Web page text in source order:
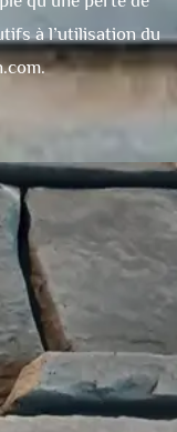
à l’utilisation du
.